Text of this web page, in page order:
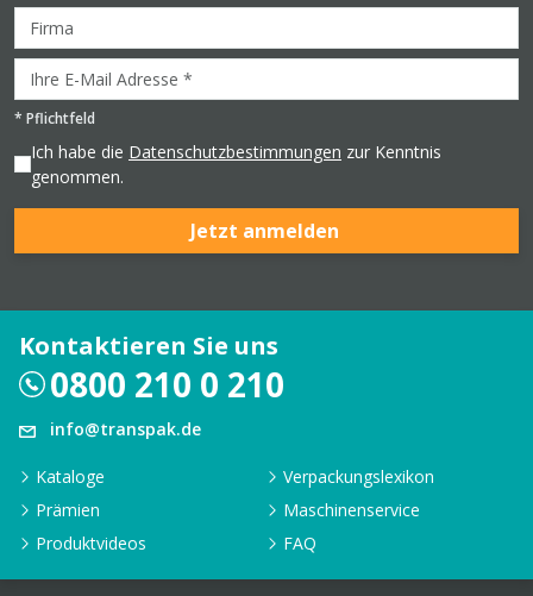
* Pflichtfeld
Ich habe die Datenschutzbestimmungen zur Kenntnis
genommen.
Jetzt anmelden
Kontaktieren Sie uns
0800 210 0 210
info@transpak.de
Kataloge
Verpackungslexikon
Prämien
Maschinenservice
Produktvideos
FAQ